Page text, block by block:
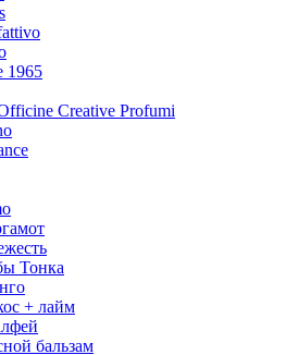
1965
Creative Profumi
Тонка
+ лайм
бальзам